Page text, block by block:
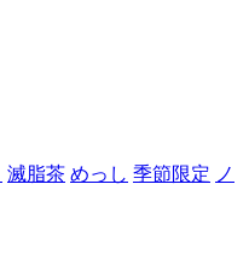
滅脂茶 めっし 季節限定 ノ